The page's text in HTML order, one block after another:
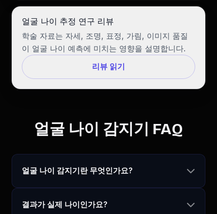
얼굴 나이 추정 연구 리뷰
학술 자료는 자세, 조명, 표정, 가림, 이미지 품질
이 얼굴 나이 예측에 미치는 영향을 설명합니다.
리뷰 읽기
얼굴 나이 감지기 FAQ
얼굴 나이 감지기란 무엇인가요?
결과가 실제 나이인가요?